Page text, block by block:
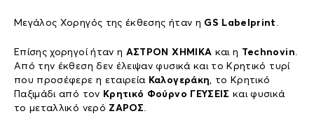
Μεγάλος Χορηγός της έκθεσης ήταν η GS Labelprint .
Επίσης χορηγοί ήταν η ΑΣΤΡΟΝ ΧΗΜΙΚΑ και η Technovin.
Από την έκθεση δεν έλειψαν φυσικά και το Κρητικό τυρί
που προσέφερε η εταιρεία Καλογεράκη, το Κρητικό
Παξιμάδι από τον Κρητικό Φούρνο ΓΕΥΣΕΙΣ και φυσικά
το μεταλλικό νερό ΖΑΡΟΣ.